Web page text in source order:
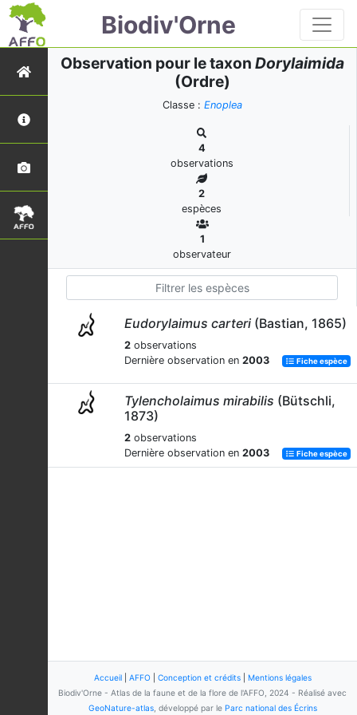
Biodiv'Orne
Observation pour le taxon Dorylaimida
(Ordre)
Classe : Enoplea
4
observations
2
espèces
1
observateur
Eudorylaimus carteri (Bastian, 1865)
2 observations
Dernière observation en 2003 Fiche espèce
Tylencholaimus mirabilis (Bütschli,
1873)
2 observations
Dernière observation en 2003 Fiche espèce
Accueil| AFFO| Conception et crédits| Mentions légales
Biodiv'Orne - Atlas de la faune et de la flore de l'AFFO, 2024 - Réalisé avec
GeoNature-atlas, développé par le Parc national des Écrins